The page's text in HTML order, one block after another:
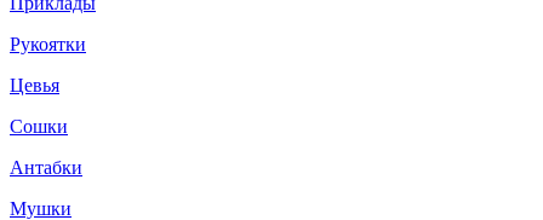
Рукоятки
Цевья
Сошки
Антабки
Мушки